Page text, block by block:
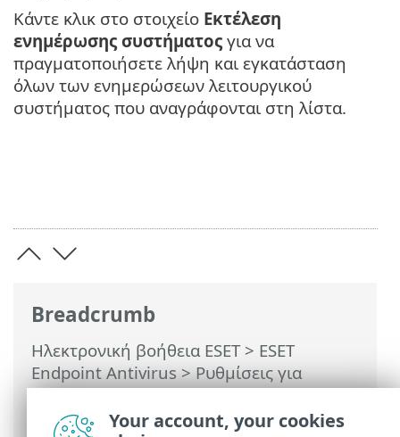
Breadcrumb
Ηλεκτρονική βοήθεια ESET> ESET
Endpoint Antivirus>Ρυθμίσεις για
προχωρημένους>Εργαλεία>Microsoft
Windows Update> Παράθυρο διαλόγου –
Κάντε κλικ στο στοιχείο Εκτέλεση
ενημέρωσης συστήματος για να
πραγματοποιήσετε λήψη και εγκατάσταση
όλων των ενημερώσεων λειτουργικού
συστήματος που αναγράφονται στη λίστα.
Your account, your cookies